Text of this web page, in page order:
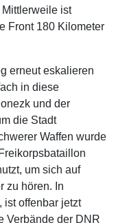
ist
Front 180 Kilometer
erneut eskalieren
in diese
und der
die Stadt
Waffen wurde
um sich auf
zu hören. In
ist offenbar jetzt
Verbände der DNR